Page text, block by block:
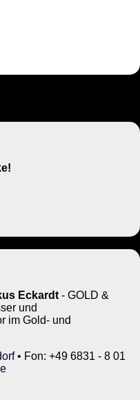
Eckardt - GOLD &
und
im Gold- und
• Fon: +49 6831 - 8 01